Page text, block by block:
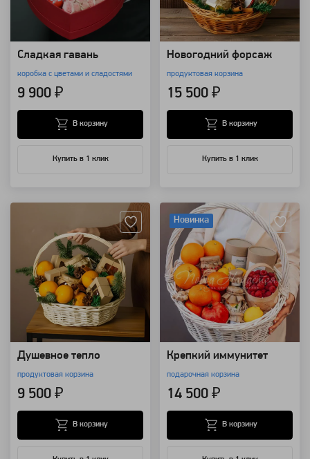
Сладкая гавань
коробка с цветами и сладостями
9 900 ₽
Купить в 1 клик
В корзину
Новогодний форсаж
продуктовая корзина
15 500 ₽
Купить в 1 клик
В корзину
Душевное тепло
продуктовая корзина
9 500 ₽
В корзину
Новинка
Крепкий иммунитет
подарочная корзина
14 500 ₽
В корзину